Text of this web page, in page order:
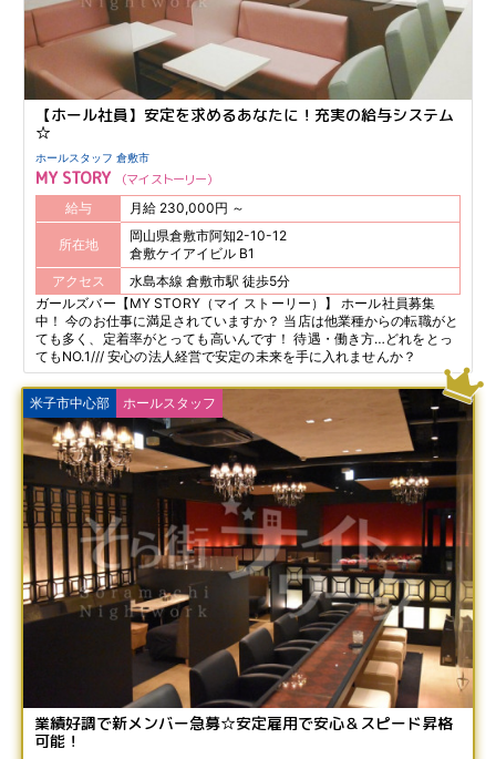
【ホール社員】安定を求めるあなたに！充実の給与システム
☆
ホールスタッフ 倉敷市
MY STORY マイ ストーリー
給与 月給 230,000円 ～
所在地
岡山県倉敷市阿知2-10-12
倉敷ケイアイビル B1
アクセス
水島本線 倉敷市駅 徒歩5分
ガールズバー【MY STORY（マイ ストーリー）】 ホール社員募集
中！ 今のお仕事に満足されていますか？ 当店は他業種からの転職がと
ても多く、定着率がとっても高いんです！ 待遇・働き方…どれをとっ
てもNO.1/// 安心の法人経営で安定の未来を手に入れませんか？
米子市中心部 ホールスタッフ
業績好調で新メンバー急募☆安定雇用で安心＆スピード昇格
可能！